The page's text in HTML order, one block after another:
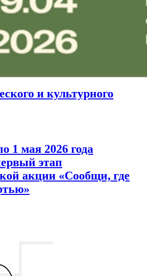
и культурного
1 мая 2026 года
этап
акции «Сообщи, где